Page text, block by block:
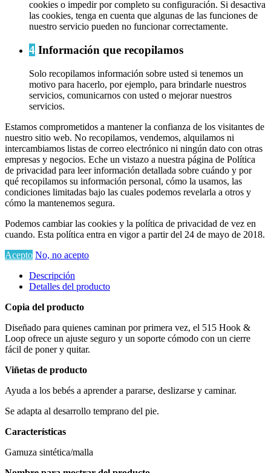
cookies o impedir por completo su configuración. Si desactiva
las cookies, tenga en cuenta que algunas de las funciones de
nuestro servicio pueden no funcionar correctamente.
4 Información que recopilamos
Solo recopilamos información sobre usted si tenemos un
motivo para hacerlo, por ejemplo, para brindarle nuestros
servicios, comunicarnos con usted o mejorar nuestros
servicios.
Estamos comprometidos a mantener la confianza de los visitantes de
nuestro sitio web. No recopilamos, vendemos, alquilamos ni
intercambiamos listas de correo electrónico ni ningún dato con otras
empresas y negocios. Eche un vistazo a nuestra página de Política
de privacidad para leer información detallada sobre cuándo y por
qué recopilamos su información personal, cómo la usamos, las
condiciones limitadas bajo las cuales podemos revelarla a otros y
cómo la mantenemos segura.
Podemos cambiar las cookies y la política de privacidad de vez en
cuando. Esta política entra en vigor a partir del 24 de mayo de 2018.
Acepto No, no acepto
Descripción
Detalles del producto
Copia del producto
Diseñado para quienes caminan por primera vez, el 515 Hook &
Loop ofrece un ajuste seguro y un soporte cómodo con un cierre
fácil de poner y quitar.
Viñetas de producto
Ayuda a los bebés a aprender a pararse, deslizarse y caminar.
Se adapta al desarrollo temprano del pie.
Características
Gamuza sintética/malla